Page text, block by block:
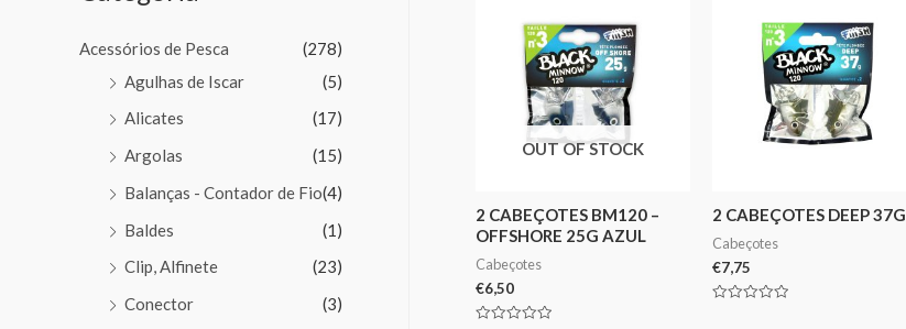
Acessórios de Pesca
(278)
Agulhas de Iscar
(5)
Alicates
(17)
Argolas
(15)
Balanças - Contador de Fio(4)
Baldes
(1)
Clip, Alfinete
(23)
Conector
(3)
OUT OF STOCK
2 CABEÇOTES BM120 –
OFFSHORE 25G AZUL
Cabeçotes
€6,50
2 CABEÇOTES DEEP 37G
Cabeçotes
€7,75